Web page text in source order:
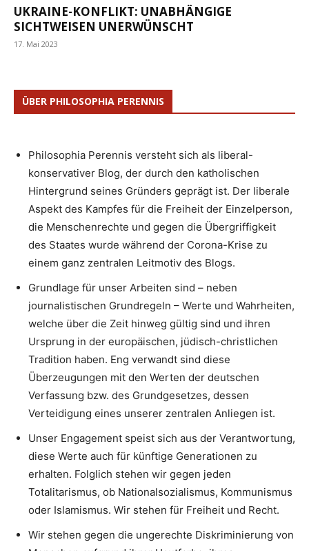
UKRAINE-KONFLIKT: UNABHÄNGIGE
SICHTWEISEN UNERWÜNSCHT
17. Mai 2023
ÜBER PHILOSOPHIA PERENNIS
Philosophia Perennis versteht sich als liberal-
konservativer Blog, der durch den katholischen
Hintergrund seines Gründers geprägt ist. Der liberale
Aspekt des Kampfes für die Freiheit der Einzelperson,
die Menschenrechte und gegen die Übergriffigkeit
des Staates wurde während der Corona-Krise zu
einem ganz zentralen Leitmotiv des Blogs.
Grundlage für unser Arbeiten sind – neben
journalistischen Grundregeln – Werte und Wahrheiten,
welche über die Zeit hinweg gültig sind und ihren
Ursprung in der europäischen, jüdisch-christlichen
Tradition haben. Eng verwandt sind diese
Überzeugungen mit den Werten der deutschen
Verfassung bzw. des Grundgesetzes, dessen
Verteidigung eines unserer zentralen Anliegen ist.
Unser Engagement speist sich aus der Verantwortung,
diese Werte auch für künftige Generationen zu
erhalten. Folglich stehen wir gegen jeden
Totalitarismus, ob Nationalsozialismus, Kommunismus
oder Islamismus. Wir stehen für Freiheit und Recht.
Wir stehen gegen die ungerechte Diskriminierung von